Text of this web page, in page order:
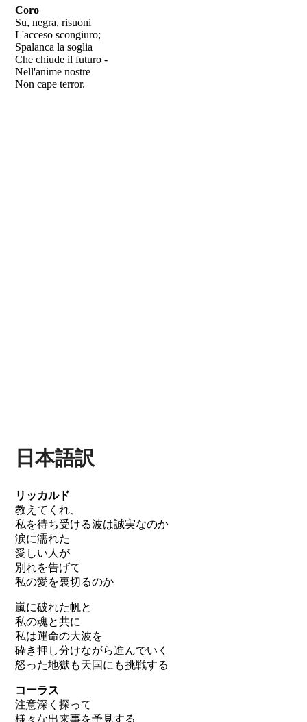
Coro
Su, negra, risuoni
L'acceso scongiuro;
Spalanca la soglia
Che chiude il futuro -
Nell'anime nostre
Non cape terror.
日本語訳
リッカルド
教えてくれ、
私を待ち受ける波は誠実なのか
涙に濡れた
愛しい人が
別れを告げて
私の愛を裏切るのか
嵐に破れた帆と
私の魂と共に
私は運命の大波を
砕き押し分けながら進んでいく
怒った地獄も天国にも挑戦する
コーラス
注意深く探って
様々な出来事を予見する